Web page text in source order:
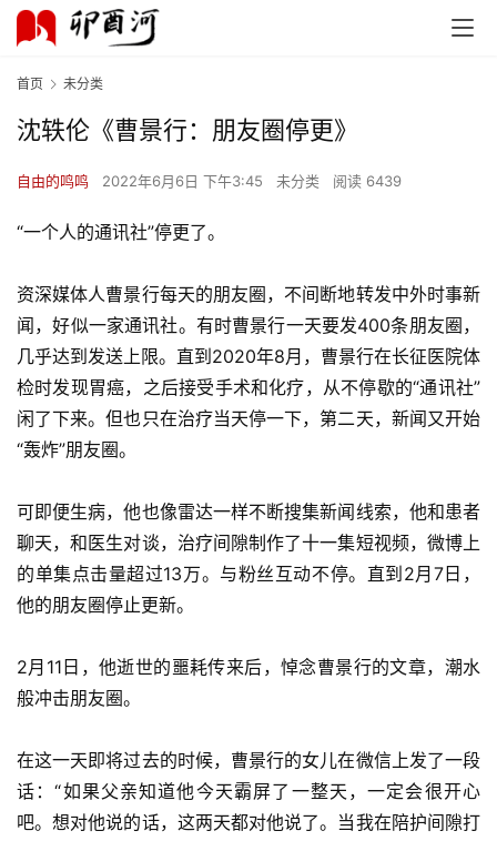
首页 未分类
沈轶伦《曹景行：朋友圈停更》
自由的鸣鸣 2022年6月6日 下午3:45 未分类 阅读 6439
“一个人的通讯社”停更了。
资深媒体人曹景行每天的朋友圈，不间断地转发中外时事新
闻，好似一家通讯社。有时曹景行一天要发400条朋友圈，
几乎达到发送上限。直到2020年8月，曹景行在长征医院体
检时发现胃癌，之后接受手术和化疗，从不停歇的“通讯社”
闲了下来。但也只在治疗当天停一下，第二天，新闻又开始
“轰炸”朋友圈。
可即便生病，他也像雷达一样不断搜集新闻线索，他和患者
聊天，和医生对谈，治疗间隙制作了十一集短视频，微博上
的单集点击量超过13万。与粉丝互动不停。直到2月7日，
他的朋友圈停止更新。
2月11日，他逝世的噩耗传来后，悼念曹景行的文章，潮水
般冲击朋友圈。
在这一天即将过去的时候，曹景行的女儿在微信上发了一段
话：“如果父亲知道他今天霸屏了一整天，一定会很开心
吧。想对他说的话，这两天都对他说了。当我在陪护间隙打